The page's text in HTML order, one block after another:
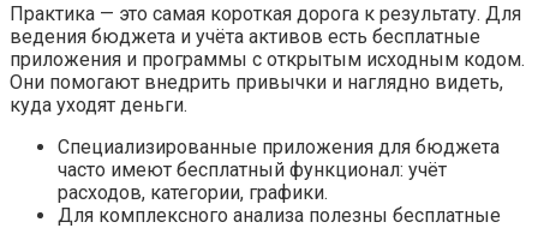
Практика — это самая короткая дорога к результату. Для
ведения бюджета и учёта активов есть бесплатные
приложения и программы с открытым исходным кодом.
Они помогают внедрить привычки и наглядно видеть,
куда уходят деньги.
Специализированные приложения для бюджета
часто имеют бесплатный функционал: учёт
расходов, категории, графики.
Для комплексного анализа полезны бесплатные